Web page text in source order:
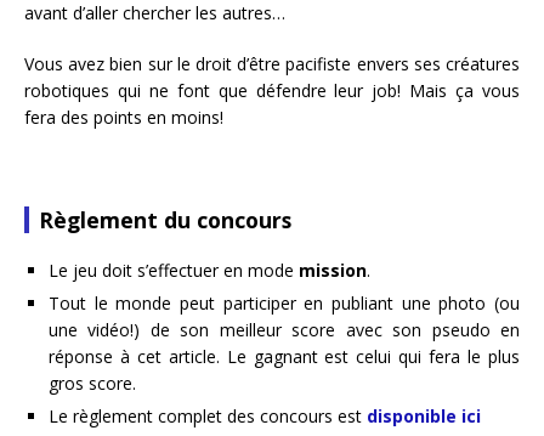
avant d’aller chercher les autres…
Vous avez bien sur le droit d’être pacifiste envers ses créatures
robotiques qui ne font que défendre leur job! Mais ça vous
fera des points en moins!
Règlement du concours
Le jeu doit s’effectuer en mode mission.
Tout le monde peut participer en publiant une photo (ou
une vidéo!) de son meilleur score avec son pseudo en
réponse à cet article. Le gagnant est celui qui fera le plus
gros score.
Le règlement complet des concours est disponible ici